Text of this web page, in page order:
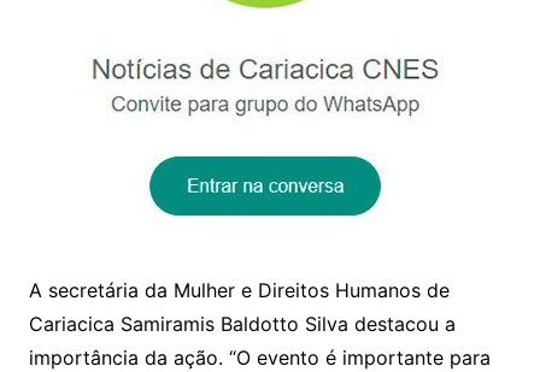
A secretária da Mulher e Direitos Humanos de
Cariacica Samiramis Baldotto Silva destacou a
importância da ação. “O evento é importante para